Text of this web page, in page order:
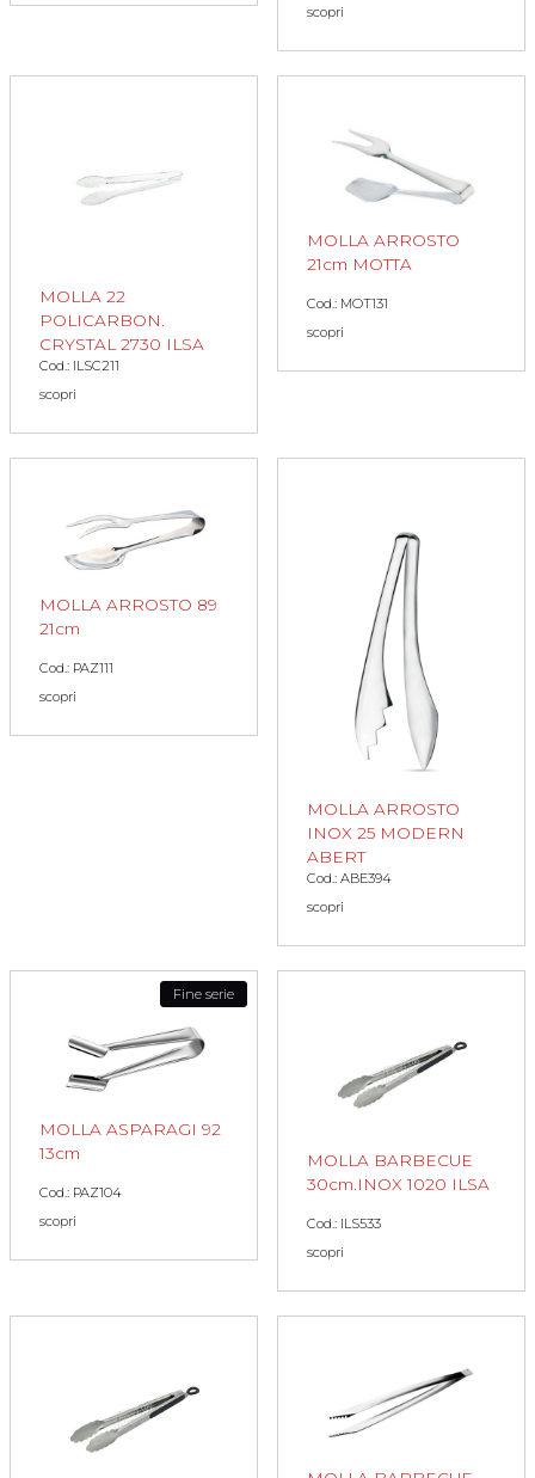
scopri
MOLLA 22
POLICARBON.
CRYSTAL 2730 ILSA
Cod.: ILSC211
scopri
MOLLA ARROSTO
21cm MOTTA
Cod.: MOT131
scopri
MOLLA ARROSTO 89
21cm
Cod.: PAZ111
scopri
MOLLA ARROSTO
INOX 25 MODERN
ABERT
Cod.: ABE394
scopri
Fine serie
MOLLA ASPARAGI 92
13cm
Cod.: PAZ104
scopri
MOLLA BARBECUE
30cm.INOX 1020 ILSA
Cod.: ILS533
scopri